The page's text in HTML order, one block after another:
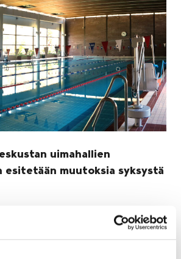
uimahallien
esitetään muutoksia syksystä
aukioloaikoja esitetään